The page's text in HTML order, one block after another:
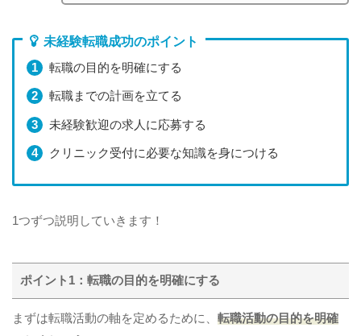
未経験転職成功のポイント
転職の目的を明確にする
転職までの計画を立てる
未経験歓迎の求人に応募する
クリニック受付に必要な知識を身につける
1つずつ説明していきます！
ポイント1：転職の目的を明確にする
まずは転職活動の軸を定めるために、 転職活動の目的を明確